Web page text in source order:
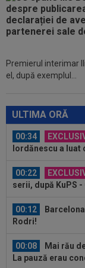
Premierul interimar
el, după exemplul...
ULTIMA ORĂ
pe 3.000.000 €”
00:43
gata să renunțe
00:41 EXCLUSIV
Mihai Stoica. E
00:34
Iordănescu a luat
00:22
00:12
00:08
00:01